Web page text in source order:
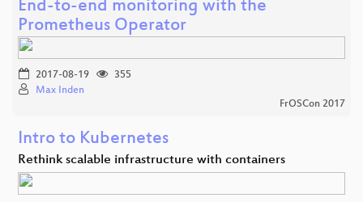
End-to-end monitoring with the
Prometheus Operator
2017-08-19
355
Max Inden
FrOSCon 2017
Intro to Kubernetes
Rethink scalable infrastructure with containers